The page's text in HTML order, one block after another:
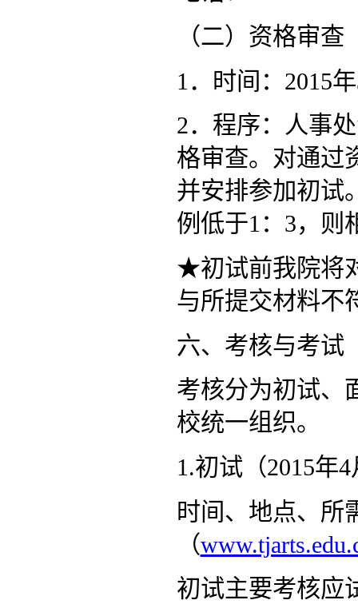
（二）资格审查
1．时间：2015
2．程序：人事
格审查。对通过
并安排参加初试
例低于1：3，则
★初试前我院将
与所提交材料不
六、考核与考试
考核分为初试、
校统一组织。
1.初试（2015
时间、地点、所
（
初试主要考核应